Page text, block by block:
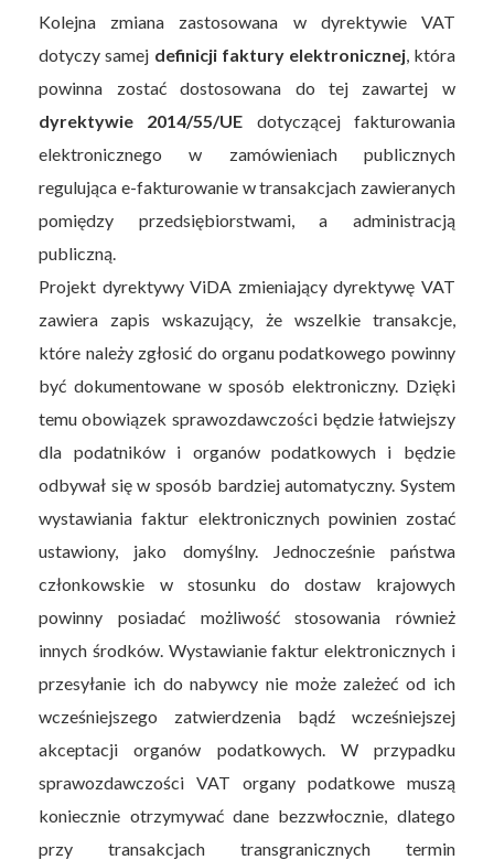
Kolejna zmiana zastosowana w dyrektywie VAT
dotyczy samej definicji faktury elektronicznej, która
powinna zostać dostosowana do tej zawartej w
dyrektywie 2014/55/UE dotyczącej fakturowania
elektronicznego w zamówieniach publicznych
regulująca e-fakturowanie w transakcjach zawieranych
pomiędzy przedsiębiorstwami, a administracją
publiczną.
Projekt dyrektywy ViDA zmieniający dyrektywę VAT
zawiera zapis wskazujący, że wszelkie transakcje,
które należy zgłosić do organu podatkowego powinny
być dokumentowane w sposób elektroniczny. Dzięki
temu obowiązek sprawozdawczości będzie łatwiejszy
dla podatników i organów podatkowych i będzie
odbywał się w sposób bardziej automatyczny. System
wystawiania faktur elektronicznych powinien zostać
ustawiony, jako domyślny. Jednocześnie państwa
członkowskie w stosunku do dostaw krajowych
powinny posiadać możliwość stosowania również
innych środków. Wystawianie faktur elektronicznych i
przesyłanie ich do nabywcy nie może zależeć od ich
wcześniejszego zatwierdzenia bądź wcześniejszej
akceptacji organów podatkowych. W przypadku
sprawozdawczości VAT organy podatkowe muszą
koniecznie otrzymywać dane bezzwłocznie, dlatego
przy transakcjach transgranicznych termin